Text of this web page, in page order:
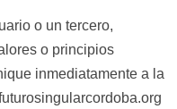
o un tercero,
o principios
inmediatamente a la